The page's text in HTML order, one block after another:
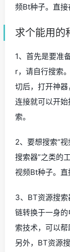
频Bt种子。直接
求个能用的
1、首先是要准
r，请自行搜索
切后，打开神
连接就可以开
索。
2、要想搜索“
搜索器”之类的
视频Bt种子。直
3、BT资源搜
链转换于一身
索技术，可以帮
另外，BT资源